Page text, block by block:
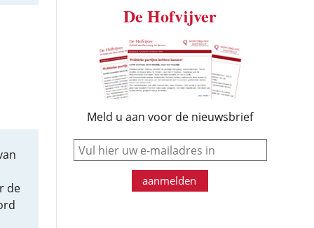
de
De Hofvijver
Meld u aan voor de nieuwsbrief
e-mail
aanmelden